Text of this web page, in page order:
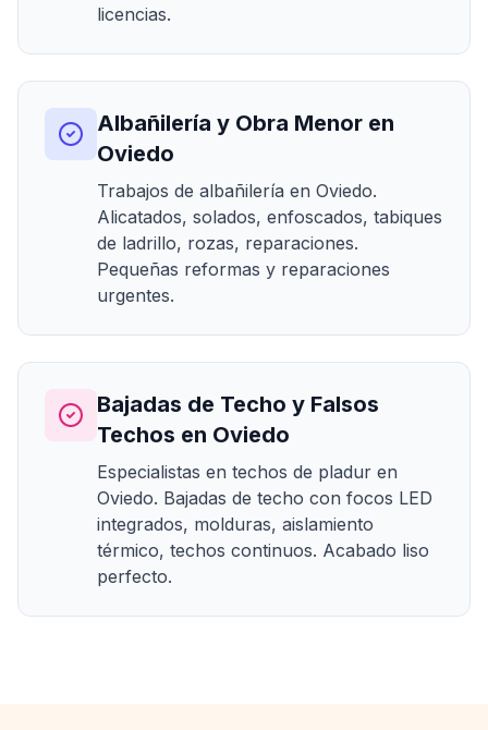
licencias.
Albañilería y Obra Menor en
Oviedo
Trabajos de albañilería en Oviedo.
Alicatados, solados, enfoscados, tabiques
de ladrillo, rozas, reparaciones.
Pequeñas reformas y reparaciones
urgentes.
Bajadas de Techo y Falsos
Techos en Oviedo
Especialistas en techos de pladur en
Oviedo. Bajadas de techo con focos LED
integrados, molduras, aislamiento
térmico, techos continuos. Acabado liso
perfecto.